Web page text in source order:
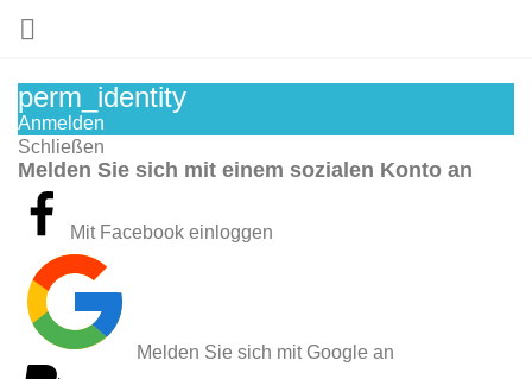

perm_identity
Anmelden
Schließen
Melden Sie sich mit einem sozialen Konto an
Mit Facebook einloggen
Melden Sie sich mit Google an